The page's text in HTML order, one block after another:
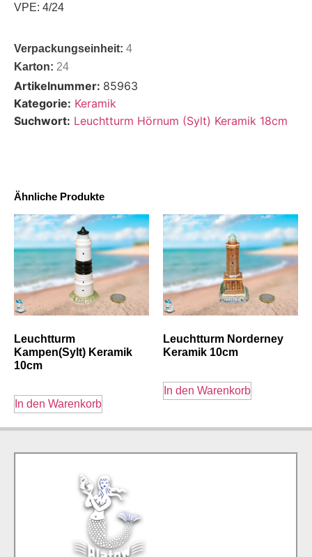
VPE: 4/24
Verpackungseinheit: 4
Karton: 24
Artikelnummer: 85963
Kategorie: Keramik
Suchwort: Leuchtturm Hörnum (Sylt) Keramik 18cm
Ähnliche Produkte
Leuchtturm
Kampen(Sylt) Keramik
10cm
In den Warenkorb
Leuchtturm Norderney
Keramik 10cm
In den Warenkorb